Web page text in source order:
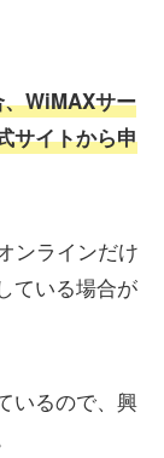
WiMAXサー
サイトから申
ンラインだけ
ている場合が
いるので、興